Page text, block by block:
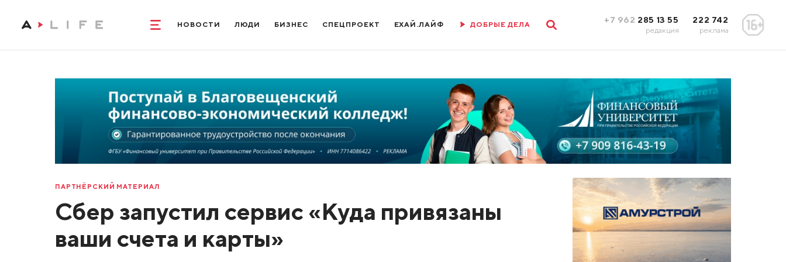
НОВОСТИ ЛЮДИ БИЗНЕС СПЕЦПРОЕКТ ЕХАЙ.ЛАЙФ ДОБРЫЕ ДЕЛА +7 962 285 13 55
редакция
222 742
реклама
ПАРТНЁРСКИЙ МАТЕРИАЛ
Сбер запустил сервис «Куда привязаны
ваши счета и карты»